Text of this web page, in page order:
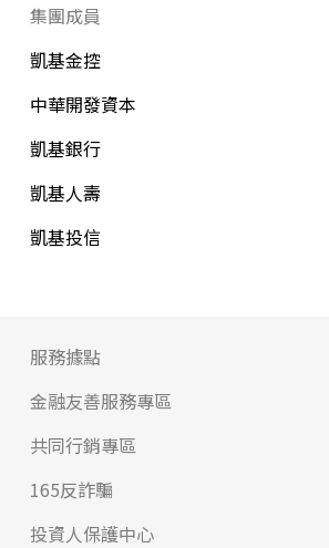
集團成員
凱基金控
中華開發資本
凱基銀行
凱基人壽
凱基投信
服務據點
金融友善服務專區
共同行銷專區
165反詐騙
投資人保護中心